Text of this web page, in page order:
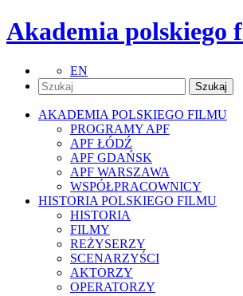
Akademia polskiego
EN
AKADEMIA POLSKIEGO FILMU
PROGRAMY APF
APF ŁÓDŹ
APF GDAŃSK
APF WARSZAWA
WSPÓŁPRACOWNICY
HISTORIA POLSKIEGO FILMU
HISTORIA
FILMY
REŻYSERZY
SCENARZYŚCI
AKTORZY
OPERATORZY